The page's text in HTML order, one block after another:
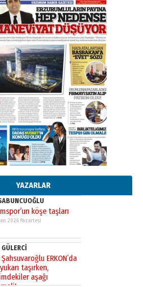
YAZARLAR
Salı
Yılmaz
DEĞİL, BİR ÖMÜR
“NEDEN
ÜNİVERSİTESİ?”
2026 Salı
YAZICI
Yesevi’den bir Alperen…
idi… Hakka yürüdü.!
Perşembe
bıraktığı hatıralarıyla
Faruk Terzioğlu!
2026 Çarşamba
Sekmen’den Erzurum’a
proje daha!
2026 Pazar
köşe taşları
2026 Pazartesi
ERKON’da
taşırken,
aşağı